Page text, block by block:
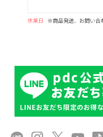
休業日 ※商品発送、お問い合